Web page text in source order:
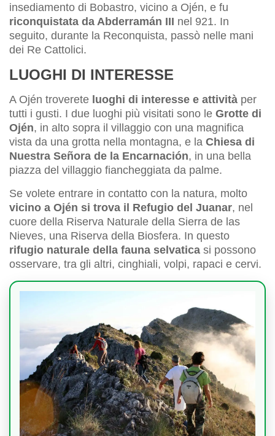
insediamento di Bobastro, vicino a Ojén, e fu
riconquistata da Abderramán III nel 921. In
seguito, durante la Reconquista, passò nelle mani
dei Re Cattolici.
LUOGHI DI INTERESSE
A Ojén troverete luoghi di interesse e attività per
tutti i gusti. I due luoghi più visitati sono le Grotte di
Ojén, in alto sopra il villaggio con una magnifica
vista da una grotta nella montagna, e la Chiesa di
Nuestra Señora de la Encarnación, in una bella
piazza del villaggio fiancheggiata da palme.
Se volete entrare in contatto con la natura, molto
vicino a Ojén si trova il Refugio del Juanar, nel
cuore della Riserva Naturale della Sierra de las
Nieves, una Riserva della Biosfera. In questo
rifugio naturale della fauna selvatica si possono
osservare, tra gli altri, cinghiali, volpi, rapaci e cervi.